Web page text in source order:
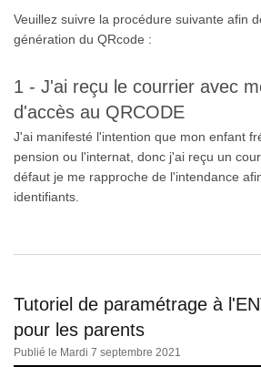
Veuillez suivre la procédure suivante afin
génération du QRcode :
1 - J'ai reçu le courrier avec
d'accès au QRCODE
J'ai manifesté l'intention que mon enfant
pension ou l'internat, donc j'ai reçu un
défaut je me rapproche de l'intendance
identifiants.
Tutoriel de paramétrage à
pour les parents
Publié le Mardi 7 septembre 2021